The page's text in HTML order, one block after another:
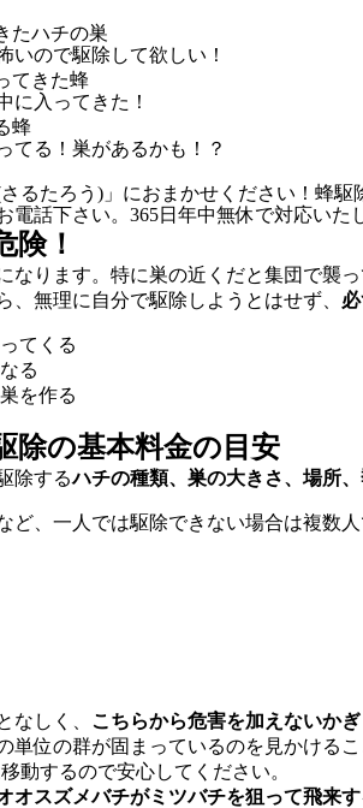
いので駆除して欲しい！
に入ってきた！
てる！巣があるかも！？
険！
なります。特に巣の近くだと集団で襲っ
、無理に自分で駆除しようとはせず、
てくる
る
を作る
除の基本料金の目安
除するハチの種類、巣の大きさ、場所
ど、一人では駆除できない場合は複数
なしく、 こちらから危害を加えないか
単位の群が固まっているのを見かける
動するので安心してください。
オスズメバチがミツバチを狙って飛来